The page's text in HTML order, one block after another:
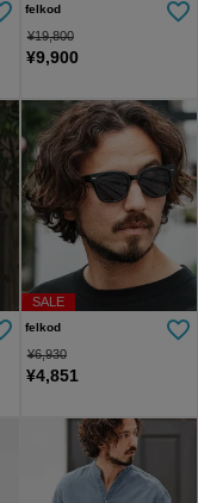
felkod
¥19,800
¥9,900
SALE
felkod
¥6,930
¥4,851